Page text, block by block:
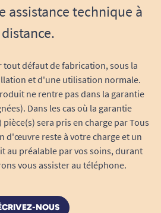
assistance technique à
distance.
tout défaut de fabrication, sous la
et d'une utilisation normale.
ne rentre pas dans la garantie
Dans les cas où la garantie
sera pris en charge par Tous
d'œuvre reste à votre charge et un
au préalable par vos soins, durant
vous assister au téléphone.
NOUS